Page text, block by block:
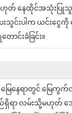
ဟုတ် နေထိုင်အသုံးပြု
းပါက ယင်းငွေကို မ
ာင်းခံခြင်း။
ေနေရာတွင် မြေကွက်
ရှိရာ လမ်းသို့မဟုတ်